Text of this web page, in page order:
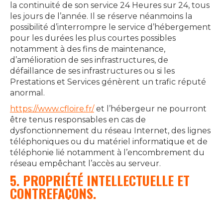
la continuité de son service 24 Heures sur 24, tous
les jours de l’année. Il se réserve néanmoins la
possibilité d’interrompre le service d’hébergement
pour les durées les plus courtes possibles
notamment à des fins de maintenance,
d’amélioration de ses infrastructures, de
défaillance de ses infrastructures ou si les
Prestations et Services génèrent un trafic réputé
anormal.
https://www.cfloire.fr/et l’hébergeur ne pourront
être tenus responsables en cas de
dysfonctionnement du réseau Internet, des lignes
téléphoniques ou du matériel informatique et de
téléphonie lié notamment à l’encombrement du
réseau empêchant l’accès au serveur.
5. PROPRIÉTÉ INTELLECTUELLE ET
CONTREFAÇONS.